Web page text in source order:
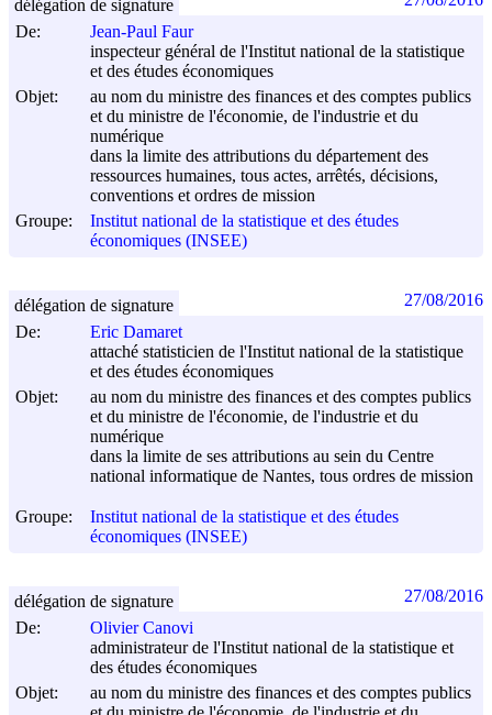
De:
Jean-Paul Faur
inspecteur général de l'Institut national de la statistique
et des études économiques
Objet:
au nom du ministre des finances et des comptes publics
et du ministre de l'économie, de l'industrie et du
numérique
dans la limite des attributions du département des
ressources humaines, tous actes, arrêtés, décisions,
conventions et ordres de mission
Groupe:
Institut national de la statistique et des études
économiques (INSEE)
délégation de signature
De:
Eric Damaret
attaché statisticien de l'Institut national de la statistique
et des études économiques
Objet:
au nom du ministre des finances et des comptes publics
et du ministre de l'économie, de l'industrie et du
numérique
dans la limite de ses attributions au sein du Centre
national informatique de Nantes, tous ordres de mission
Groupe:
Institut national de la statistique et des études
économiques (INSEE)
délégation de signature 27/08/2016
De:
Olivier Canovi
administrateur de l'Institut national de la statistique et
des études économiques
Objet:
au nom du ministre des finances et des comptes publics
délégation de signature 27/08/2016